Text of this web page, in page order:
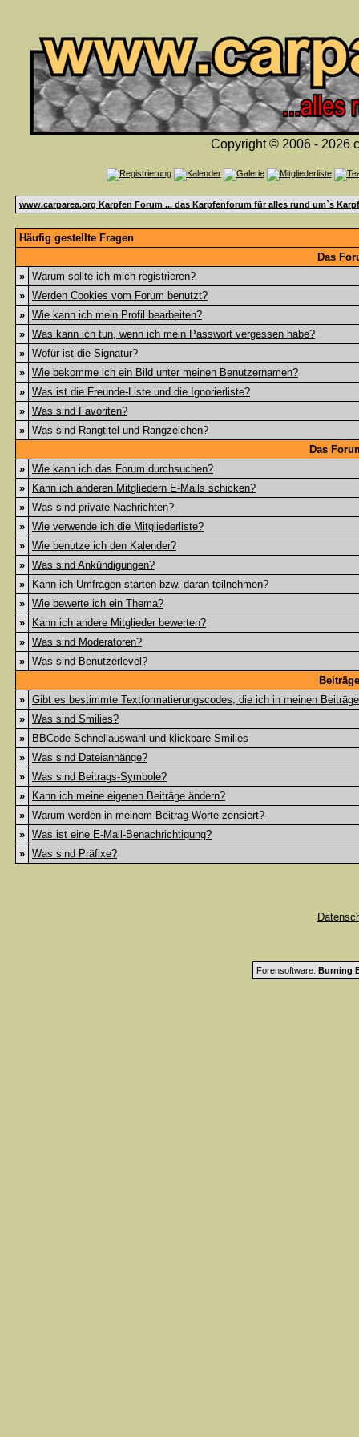
Copyright © 2006 - 2026
www.carparea.org Karpfen Forum ... das Karpfenforum für alles rund um`s
Häufig gestellte Fragen
Das
» Warum sollte ich mich registrieren?
» Werden Cookies vom Forum benutzt?
» Wie kann ich mein Profil bearbeiten?
» Was kann ich tun, wenn ich mein Passwort vergessen habe?
» Wofür ist die Signatur?
» Wie bekomme ich ein Bild unter meinen Benutzernamen?
» Was ist die Freunde-Liste und die Ignorierliste?
» Was sind Favoriten?
» Was sind Rangtitel und Rangzeichen?
Das
» Wie kann ich das Forum durchsuchen?
»
Kann ich anderen Mitgliedern E-Mails schicken?
» Was sind private Nachrichten?
» Wie verwende ich die Mitgliederliste?
» Wie benutze ich den Kalender?
» Was sind Ankündigungen?
»
Kann ich Umfragen starten bzw. daran teilnehmen?
» Wie bewerte ich ein Thema?
»
Kann ich andere Mitglieder bewerten?
» Was sind Moderatoren?
» Was sind Benutzerlevel?
» Gibt es bestimmte Textformatierungscodes, die ich in meinen
» Was sind Smilies?
»
BBCode Schnellauswahl und klickbare Smilies
» Was sind Dateianhänge?
» Was sind Beitrags-Symbole?
»
Kann ich meine eigenen Beiträge ändern?
» Warum werden in meinem Beitrag Worte zensiert?
» Was ist eine E-Mail-Benachrichtigung?
» Was sind Präfixe?
Forensoftware: Burning